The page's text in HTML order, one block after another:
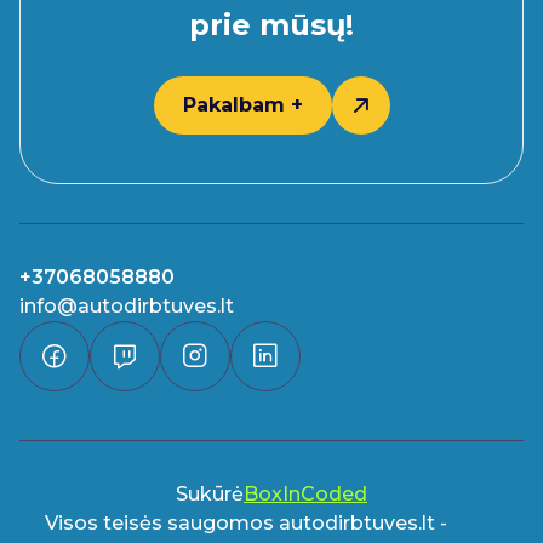
prie mūsų!
Pakalbam +
+37068058880
info@autodirbtuves.lt
SukūrėBoxInCoded
Visos teisės saugomos autodirbtuves.lt -